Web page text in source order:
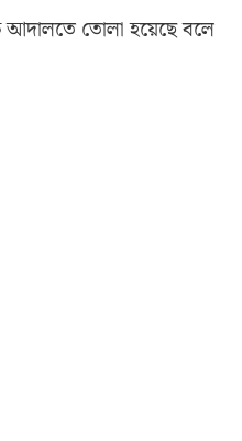
আদালতে তোলা হয়েছে বলে